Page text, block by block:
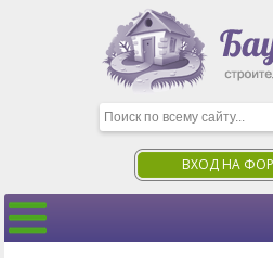
ВХОД НА